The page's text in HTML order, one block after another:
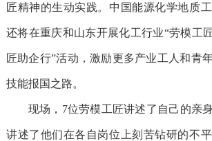
匠精神的生动实践。中国能源化学地质
还将在重庆和山东开展化工行业“劳模工
匠助企行”活动，激励更多产业工人和青
技能报国之路。
现场， 7位劳模工匠讲述了自己的亲
讲述了他们在各自岗位上刻苦钻研的不